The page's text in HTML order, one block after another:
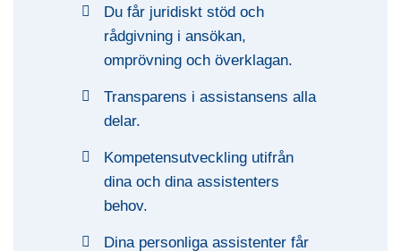
Du får juridiskt stöd och
rådgivning i ansökan,
omprövning och överklagan.
Transparens i assistansens alla
delar.
Kompetensutveckling utifrån
dina och dina assistenters
behov.
Dina personliga assistenter får